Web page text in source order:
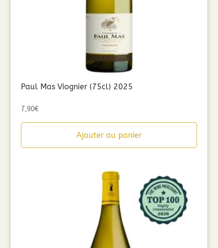
Paul Mas Viognier (75cl) 2025
7,90€
Ajouter au panier